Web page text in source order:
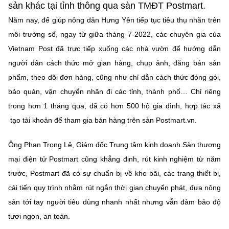
(Ghi rõ nguồn "https://mst.gov.vn" khi phát hành lại thông tin từ
sản khác tại tỉnh thông qua sàn TMĐT Postmart.
Năm nay, để giúp nông dân Hưng Yên tiếp tục tiêu thụ nhãn trên
môi trường số, ngay từ giữa tháng 7-2022, các chuyên gia của
Vietnam Post đã trực tiếp xuống các nhà vườn để hướng dẫn
người dân cách thức mở gian hàng, chụp ảnh, đăng bán sản
phẩm, theo dõi đơn hàng, cũng như chỉ dẫn cách thức đóng gói,
bảo quản, vận chuyển nhãn đi các tỉnh, thành phố… Chỉ riêng
trong hơn 1 tháng qua, đã có hơn 500 hộ gia đình, hợp tác xã
tạo tài khoản để tham gia bán hàng trên sàn Postmart.vn.
Ông Phan Trọng Lê, Giám đốc Trung tâm kinh doanh Sàn thương
mại điện tử Postmart cũng khẳng định, rút kinh nghiệm từ năm
trước, Postmart đã có sự chuẩn bị về kho bãi, các trang thiết bị,
cải tiến quy trình nhằm rút ngắn thời gian chuyển phát, đưa nông
sản tới tay người tiêu dùng nhanh nhất nhưng vẫn đảm bảo độ
tươi ngon, an toàn.